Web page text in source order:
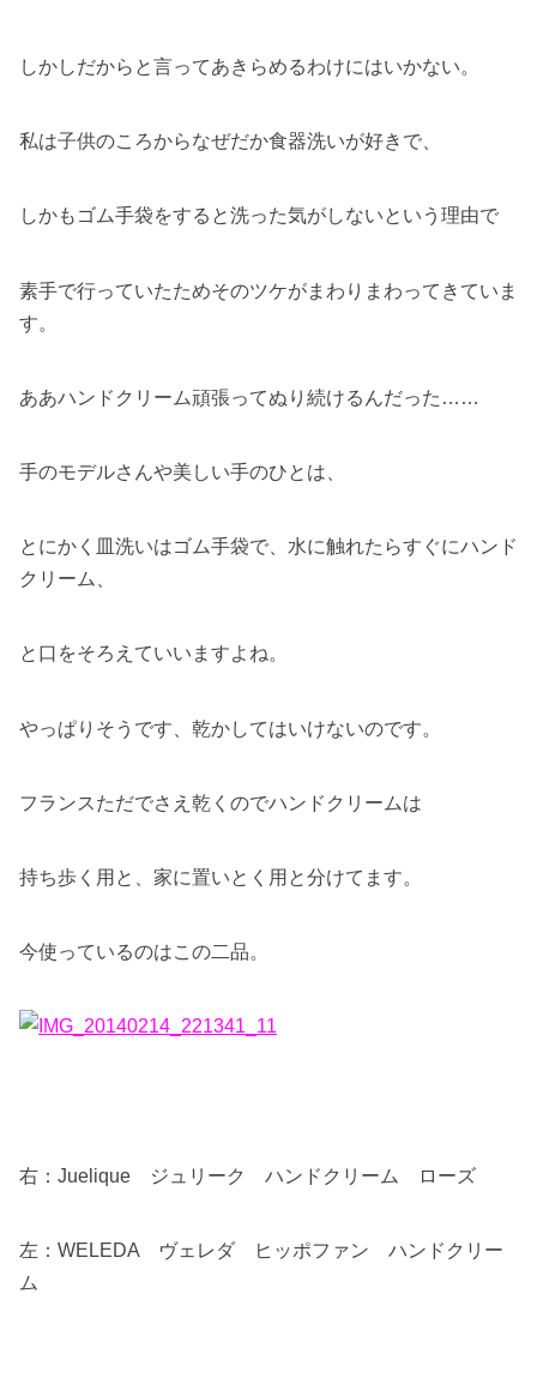
しかしだからと言ってあきらめるわけにはいかない。
私は子供のころからなぜだか食器洗いが好きで、
しかもゴム手袋をすると洗った気がしないという理由で
素手で行っていたためそのツケがまわりまわってきていま
す。
ああハンドクリーム頑張ってぬり続けるんだった……
手のモデルさんや美しい手のひとは、
とにかく皿洗いはゴム手袋で、水に触れたらすぐにハンド
クリーム、
と口をそろえていいますよね。
やっぱりそうです、乾かしてはいけないのです。
フランスただでさえ乾くのでハンドクリームは
持ち歩く用と、家に置いとく用と分けてます。
今使っているのはこの二品。
右：Juelique ジュリーク ハンドクリーム ローズ
左：WELEDA ヴェレダ ヒッポファン ハンドクリー
ム